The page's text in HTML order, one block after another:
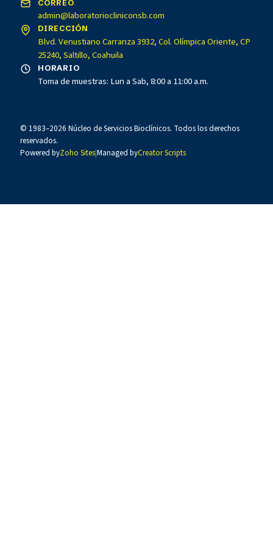
CORREO
admin@laboratoriocliniconsb.com
DIRECCIÓN
Blvd. Venustiano Carranza 3932, Col. Olímpica Oriente, CP
25240, Saltillo, Coahuila
HORARIO
Toma de muestras: Lun a Sab, 8:00 a 11:00 a.m.
© 1983–2026 Núcleo de Servicios Bioclínicos. Todos los derechos
reservados.
Powered byZoho Sites|Managed byCreator Scripts